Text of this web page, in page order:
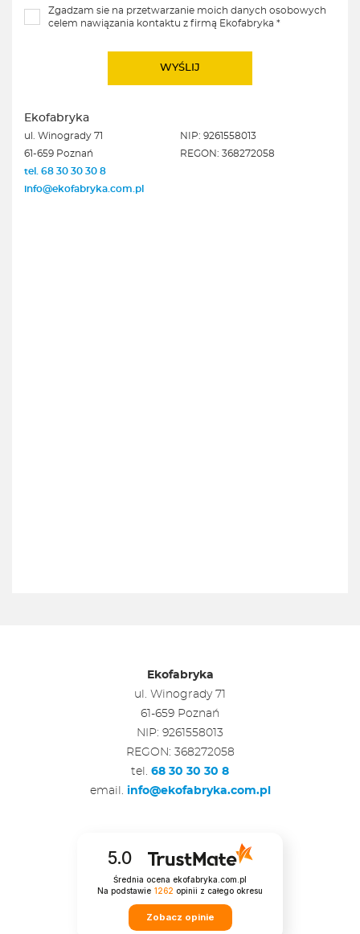
Zgadzam sie na przetwarzanie moich danych osobowych
celem nawiązania kontaktu z firmą Ekofabryka *
Ekofabryka
ul. Winogrady 71
61-659 Poznań
tel. 68 30 30 30 8
info@ekofabryka.com.pl
NIP: 9261558013
REGON: 368272058
Ekofabryka
ul. Winogrady 71
61-659 Poznań
NIP: 9261558013
REGON: 368272058
tel. 68 30 30 30 8
email. info@ekofabryka.com.pl
5.0
Średnia ocena ekofabryka.com.pl
Na podstawie 1262 opinii z całego okresu
Zobacz opinie